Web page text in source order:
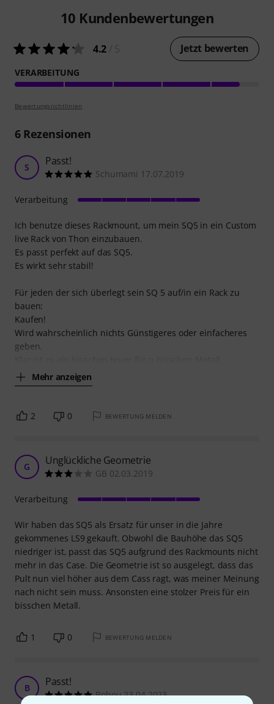
10 Kundenbewertungen
4.2 Jetzt bewerten
VERARBEITUNG
Bewertungsrichtlinien
6Rezensionen
S Passt!
Schumami 17.07.2019
Ich benutze dieses Rackmount, um mein SQ5 in ein Custom
live Rack von Thon einzubauen.
Es passt perfekt auf das SQ5.
Es wirkt sehr stabil!
Für jeden der sich überlegt sein SQ 5 auf/in ein Rack zu
bauen:
Kaufen!
Wird wahrscheinlich nichts Günstigeres oder einfacheres
geben.
Mehr anzeigen
Verarbeitung
2 0 BEWERTUNG MELDEN
G Unglückliche Geometrie
GB 02.03.2019
Wir haben das SQ5 als Ersatz für unser in die Jahre
gekommenes LS9 gekauft. Obwohl die Bauhöhe das SQ5
niedriger ist, passt das SQ5 aufgrund des Rackmounts nicht
mehr in das Case. Die Geometrie ist so ausgelegt, dass das
Pult nun viel höher aus dem Cass ragt, was meiner Meinung
nach nicht sein muss. Ansonsten eine stolzer Preis für ein
bisschen Metall.
Verarbeitung
1 0 BEWERTUNG MELDEN
B Passt!
Bobou 23.04.2023